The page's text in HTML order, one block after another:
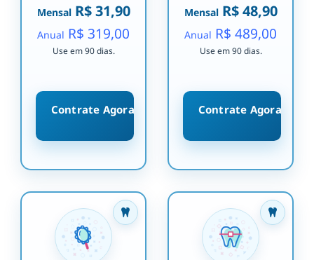
MensalR$ 31,90
Anual R$ 319,00
Use em 90 dias.
Contrate Agora
MensalR$ 48,90
Anual R$ 489,00
Use em 90 dias.
Contrate Agora